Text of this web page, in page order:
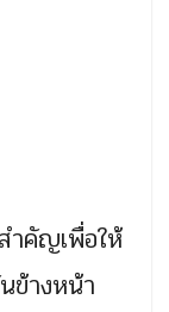
ำคัญเพื่อให้
ข้างหน้า